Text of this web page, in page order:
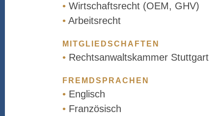
• Wirtschaftsrecht (OEM, GHV)
• Arbeitsrecht
MITGLIEDSCHAFTEN
• Rechtsanwaltskammer Stuttgart
FREMDSPRACHEN
• Englisch
• Französisch